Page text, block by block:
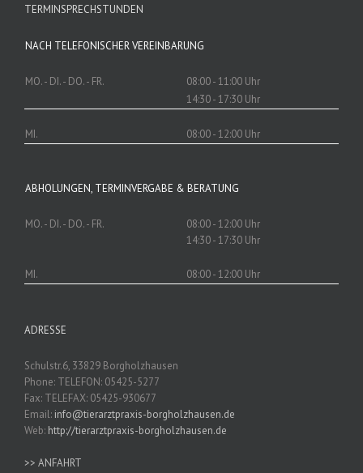
TERMINSPRECHSTUNDEN
NACH TELEFONISCHER VEREINBARUNG
MO. - DI. - DO. - FR.
08:00 - 11:00 Uhr
14:30 - 17:30 Uhr
MI. 08:00 - 12:00 Uhr
ABHOLUNGEN, TERMINVERGABE & BERATUNG
MO. - DI. - DO. - FR.
08:00 - 12:00 Uhr
14:30 - 17:30 Uhr
MI. 08:00 - 12:00 Uhr
ADRESSE
Schulstr.6, 33829 Borgholzhausen
Phone: TELEFON: 05425-5277
Fax: TELEFAX: 05425-930677
Email: info@tierarztpraxis-borgholzhausen.de
Web: http://tierarztpraxis-borgholzhausen.de
>> ANFAHRT